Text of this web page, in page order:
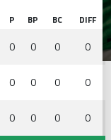
P BP BC DIFF
0 0 0 0
0 0 0 0
0 0 0 0